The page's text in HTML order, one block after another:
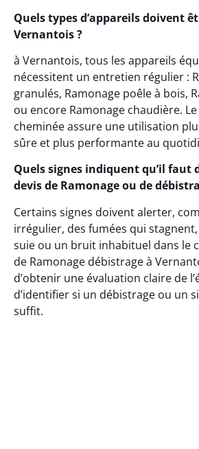
Quels types d’appareils doivent
Vernantois ?
à Vernantois, tous les appareils
nécessitent un entretien régulier :
granulés, Ramonage poêle à bois,
ou encore Ramonage chaudière.
cheminée assure une utilisation
sûre et plus performante au
Quels signes indiquent qu’il faut
devis de Ramonage ou de
Certains signes doivent alerter,
irrégulier, des fumées qui
suie ou un bruit inhabituel dans le
de Ramonage débistrage à
d’obtenir une évaluation claire de
d’identifier si un débistrage ou un
suffit.